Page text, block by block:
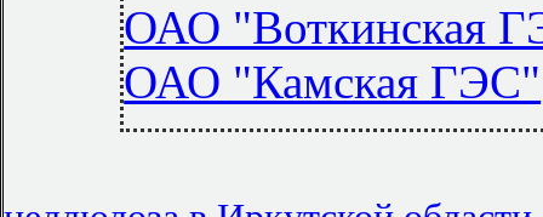
ОАО "Воткинская
ОАО "Камская ГЭС"